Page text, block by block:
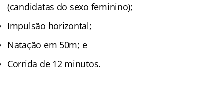
(candidatas do sexo feminino);
Impulsão horizontal;
Natação em 50m; e
Corrida de 12 minutos.